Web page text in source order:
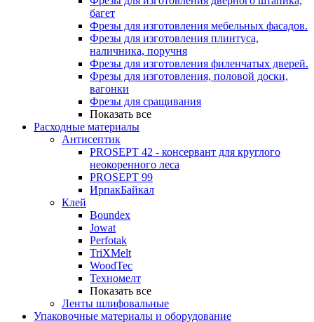
багет
Фрезы для изготовления мебельных фасадов.
Фрезы для изготовления плинтуса,
наличника, поручня
Фрезы для изготовления филенчатых дверей.
Фрезы для изготовления, половой доски,
вагонки
Фрезы для сращивания
Показать все
Расходные материалы
Антисептик
PROSEPT 42 - консервант для круглого
неокоренного леса
PROSEPT 99
ИрпакБайкал
Клей
Boundex
Jowat
Perfotak
TriXMelt
WoodTec
Техномелт
Показать все
Ленты шлифовальные
Упаковочные материалы и оборудование